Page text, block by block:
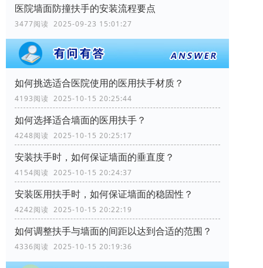
医院墙面防撞扶手的安装流程要点
3477阅读 2025-09-23 15:01:27
如何挑选适合医院使用的医用扶手材质？
4193阅读 2025-10-15 20:25:44
如何选择适合墙面的医用扶手？
4248阅读 2025-10-15 20:25:17
安装扶手时，如何保证墙面的垂直度？
4154阅读 2025-10-15 20:24:37
安装医用扶手时，如何保证墙面的稳固性？
4242阅读 2025-10-15 20:22:19
如何调整扶手与墙面的间距以达到合适的范围？
4336阅读 2025-10-15 20:19:36